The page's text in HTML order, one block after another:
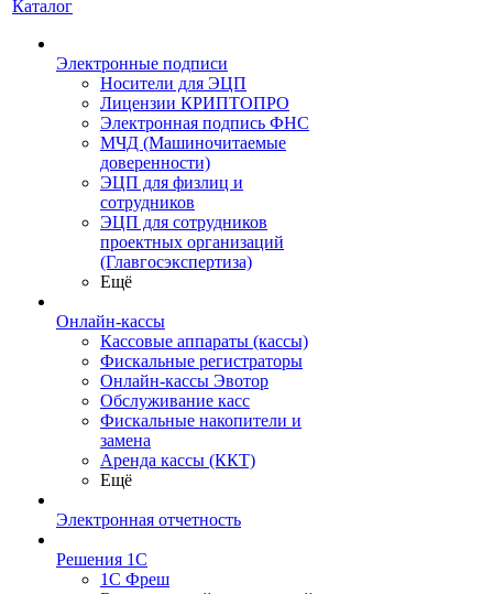
Каталог
Электронные подписи
Носители для ЭЦП
Лицензии КРИПТОПРО
Электронная подпись ФНС
МЧД (Машиночитаемые
доверенности)
ЭЦП для физлиц и
сотрудников
ЭЦП для сотрудников
проектных организаций
(Главгосэкспертиза)
Ещё
Онлайн-кассы
Кассовые аппараты (кассы)
Фискальные регистраторы
Онлайн-кассы Эвотор
Обслуживание касс
Фискальные накопители и
замена
Аренда кассы (ККТ)
Ещё
Электронная отчетность
Решения 1С
1С Фреш